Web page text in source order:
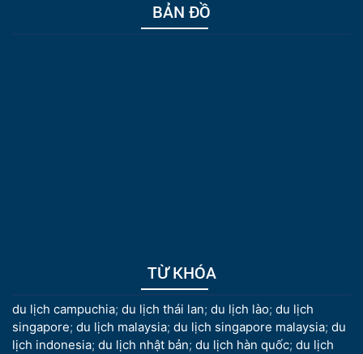
BẢN ĐỒ
TỪ KHÓA
du lịch campuchia; du lịch thái lan; du lịch lào; du lịch
singapore; du lịch malaysia; du lịch singapore malaysia; du
lịch indonesia; du lịch nhật bản; du lịch hàn quốc; du lịch